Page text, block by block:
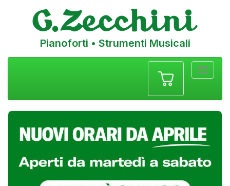
Pianoforti • Strumenti Musicali